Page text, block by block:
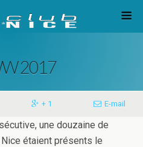
2017
+ 1 E-mail
une douzaine de
étaient présents le